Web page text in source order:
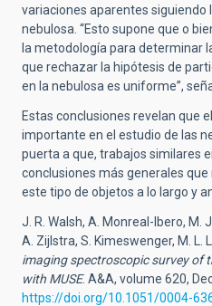
variaciones aparentes siguiendo
nebulosa. “Esto supone que o
la metodología para determinar
que rechazar la hipótesis de
en la nebulosa es uniforme”,
Estas conclusiones revelan que
importante en el estudio de las
puerta a que, trabajos similares
conclusiones más generales
este tipo de objetos a lo largo y
J. R. Walsh, A. Monreal-Ibero, M.
A. Zijlstra, S. Kimeswenger, M. L.
imaging spectroscopic survey of
with MUSE. A&A, volume 620,
https://doi.org/10.1051/0004-